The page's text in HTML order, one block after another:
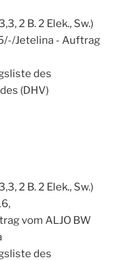
2 B. 2 Elek., Sw.)
Jetelina - Auftrag
des
(DHV)
2 B. 2 Elek., Sw.)
vom ALJO BW
des